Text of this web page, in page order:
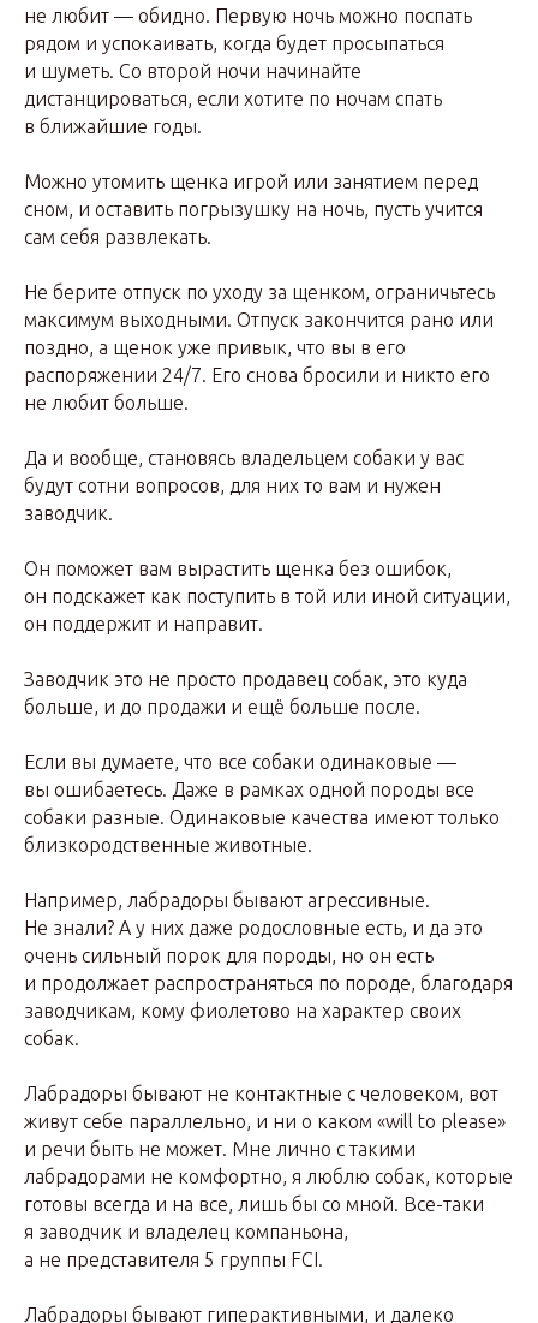
не любит — обидно. Первую ночь можно поспать
рядом и успокаивать, когда будет просыпаться
и шуметь. Со второй ночи начинайте
дистанцироваться, если хотите по ночам спать
в ближайшие годы.
Можно утомить щенка игрой или занятием перед
сном, и оставить погрызушку на ночь, пусть учится
сам себя развлекать.
Не берите отпуск по уходу за щенком, ограничьтесь
максимум выходными. Отпуск закончится рано или
поздно, а щенок уже привык, что вы в его
распоряжении 24/7. Его снова бросили и никто его
не любит больше.
Да и вообще, становясь владельцем собаки у вас
будут сотни вопросов, для них то вам и нужен
заводчик.
Он поможет вам вырастить щенка без ошибок,
он подскажет как поступить в той или иной ситуации,
он поддержит и направит.
Заводчик это не просто продавец собак, это куда
больше, и до продажи и ещё больше после.
Если вы думаете, что все собаки одинаковые —
вы ошибаетесь. Даже в рамках одной породы все
собаки разные. Одинаковые качества имеют только
близкородственные животные.
Например, лабрадоры бывают агрессивные.
Не знали? А у них даже родословные есть, и да это
очень сильный порок для породы, но он есть
и продолжает распространяться по породе, благодаря
заводчикам, кому фиолетово на характер своих
собак.
Лабрадоры бывают не контактные с человеком, вот
живут себе параллельно, и ни о каком «will to please»
и речи быть не может. Мне лично с такими
лабрадорами не комфортно, я люблю собак, которые
готовы всегда и на все, лишь бы со мной. Все-таки
я заводчик и владелец компаньона,
а не представителя 5 группы FCI.
Лабрадоры бывают гиперактивными, и далеко